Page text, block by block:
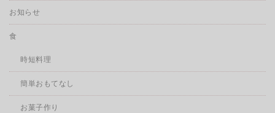
お知らせ
食
時短料理
簡単おもてなし
お菓子作り